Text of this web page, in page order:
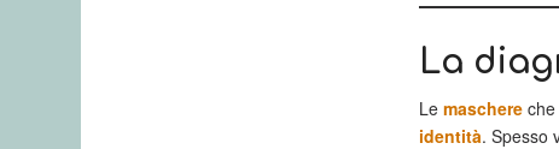
La
Lemaschere
identità. Spesso